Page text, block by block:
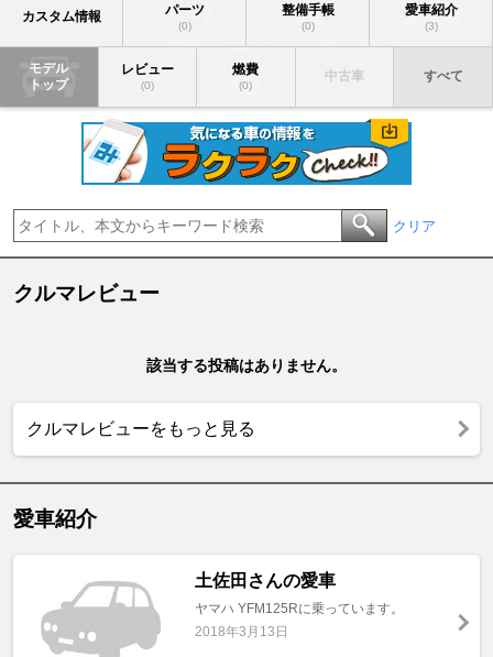
カスタム情報 パーツ
(0)
整備手帳
(0)
愛車紹介
(3)
モデル
トップ
レビュー
(0)
燃費
(0)
中古車 すべて
クリア
クルマレビュー
該当する投稿はありません。
クルマレビューをもっと見る
愛車紹介
土佐田さんの愛車
ヤマハ YFM125Rに乗っています。
2018年3月13日